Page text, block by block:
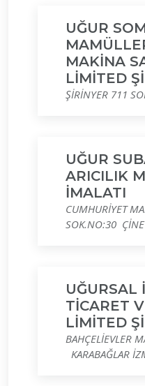
UĞUR
MAKİNA
LİMİTED
ŞİRİNYER 711
UĞUR
ARICILIK
İMALATI
CUMHURİYET
SOK.NO:30
UĞURSAL
TİCARET
LİMİTED
BAHÇELİEVLER
KARABAĞLAR